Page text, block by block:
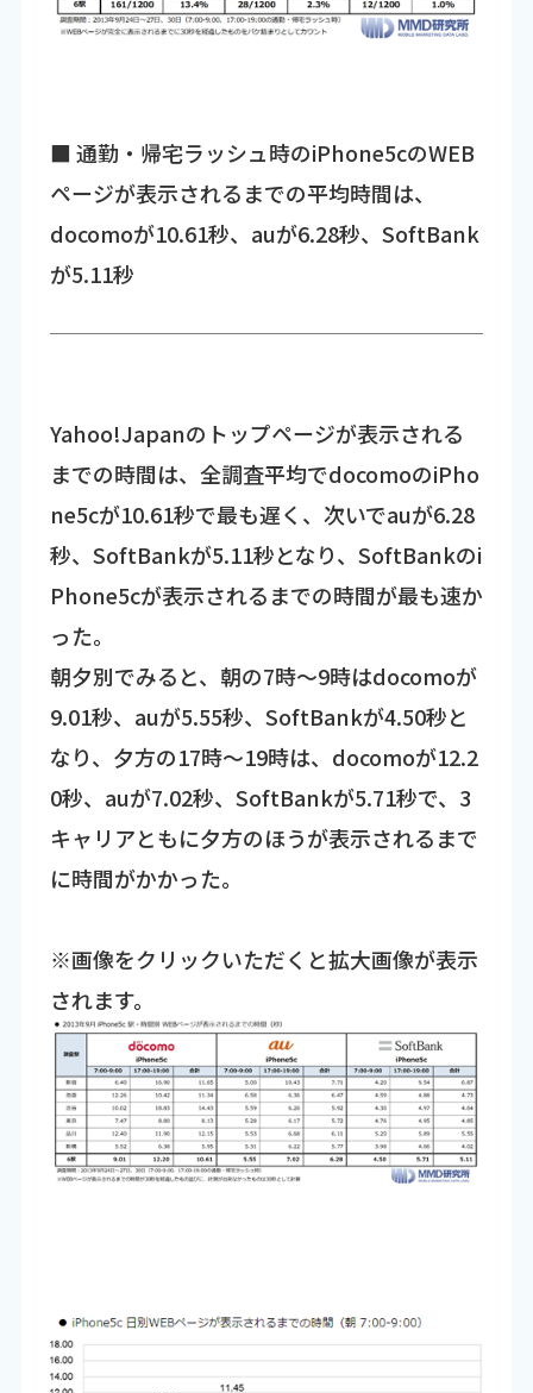
■ 通勤・帰宅ラッシュ時のiPhone5cのWEB
ページが表示されるまでの平均時間は、
docomoが10.61秒、auが6.28秒、SoftBank
が5.11秒
Yahoo!Japanのトップページが表示される
までの時間は、全調査平均でdocomoのiPho
ne5cが10.61秒で最も遅く、次いでauが6.28
秒、SoftBankが5.11秒となり、SoftBankのi
Phone5cが表示されるまでの時間が最も速か
った。
朝夕別でみると、朝の7時～9時はdocomoが
9.01秒、auが5.55秒、SoftBankが4.50秒と
なり、夕方の17時～19時は、docomoが12.2
0秒、auが7.02秒、SoftBankが5.71秒で、3
キャリアともに夕方のほうが表示されるまで
に時間がかかった。
※画像をクリックいただくと拡大画像が表示
されます。